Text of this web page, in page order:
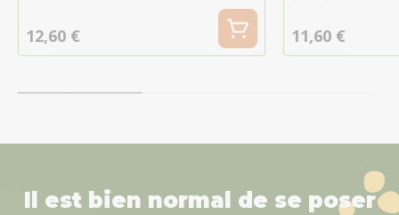
12,60 € 11,60 €
Il est bien normal de se poser